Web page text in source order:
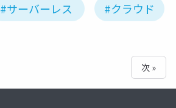
#サーバーレス #クラウド
次 »